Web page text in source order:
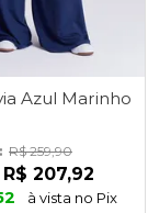
Azul Marinho
R$ 259,90
R$ 207,92
à vista no Pix